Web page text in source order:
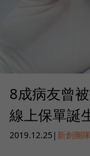
8成病友曾
線上保單誕
2019.12.25 | 新創團隊